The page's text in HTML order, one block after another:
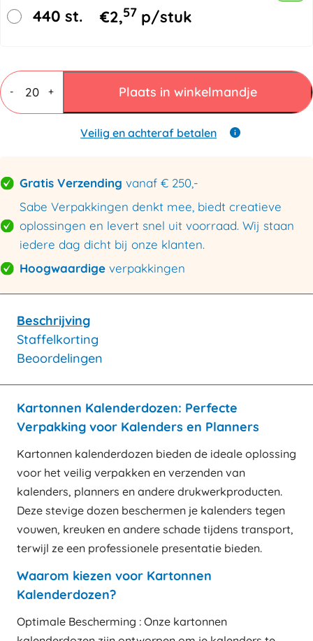
440 st. €2,57 p/stuk
-
Kalenderverpakkingen
1045x725x50mm
aantal
+ Plaats in winkelmandje
Veilig en achteraf betalen
Gratis Verzending vanaf € 250,-
Sabe Verpakkingen denkt mee, biedt creatieve
oplossingen en levert snel uit voorraad. Wij staan
iedere dag dicht bij onze klanten.
Hoogwaardige verpakkingen
Beschrijving
Staffelkorting
Beoordelingen
Kartonnen Kalenderdozen: Perfecte
Verpakking voor Kalenders en Planners
Kartonnen kalenderdozen bieden de ideale oplossing
voor het veilig verpakken en verzenden van
kalenders, planners en andere drukwerkproducten.
Deze stevige dozen beschermen je kalenders tegen
vouwen, kreuken en andere schade tijdens transport,
terwijl ze een professionele presentatie bieden.
Waarom kiezen voor Kartonnen
Kalenderdozen?
Optimale Bescherming : Onze kartonnen